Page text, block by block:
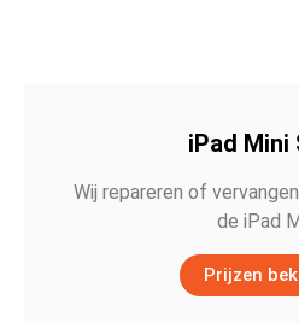
iPad Mini
Wij repareren of
de iPad
Prijzen